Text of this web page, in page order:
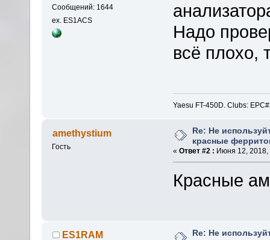
Сообщений: 1644
ex. ES1ACS
Надо
всё плохо,
Yaesu FT-450D. Clubs:
amethystium
Гость
Re: Не
красные
« Ответ #2 : Июня 12, 2018,
Красные
ES1RAM
Re: Не